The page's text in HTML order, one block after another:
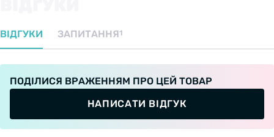
ВІДГУКИ ЗАПИТАННЯ1
ПОДІЛИСЯ ВРАЖЕННЯМ ПРО ЦЕЙ ТОВАР
НАПИСАТИ ВІДГУК